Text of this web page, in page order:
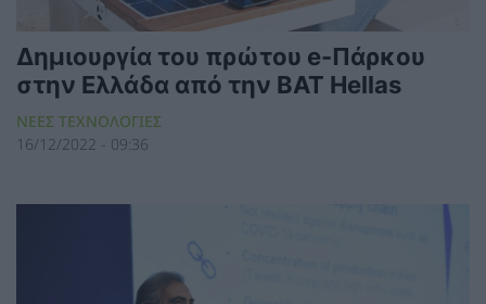
Δημιουργία του πρώτου e-Πάρκου
στην Ελλάδα από την BAT Hellas
ΝΕΕΣ ΤΕΧΝΟΛΟΓΙΕΣ
16/12/2022 - 09:36